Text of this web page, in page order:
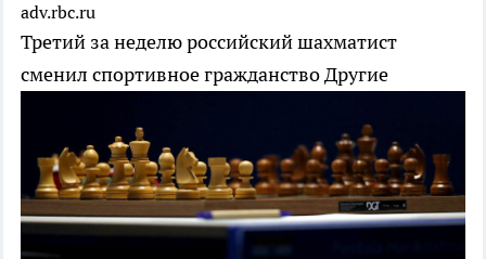
adv.rbc.ru
Третий за неделю российский шахматист
сменил спортивное гражданствоДругие